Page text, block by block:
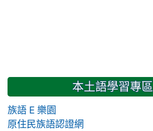
本土語學習專區
族語 E 樂園
原住民族語認證網